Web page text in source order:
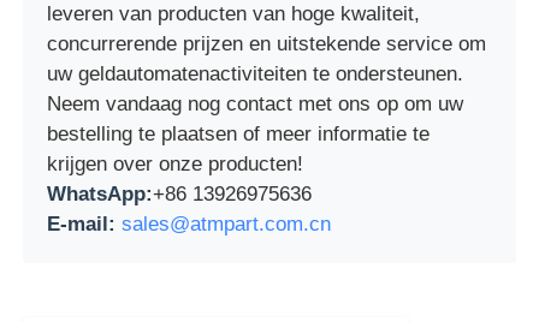
leveren van producten van hoge kwaliteit,
concurrerende prijzen en uitstekende service om
uw geldautomatenactiviteiten te ondersteunen.
Neem vandaag nog contact met ons op om uw
bestelling te plaatsen of meer informatie te
krijgen over onze producten!
WhatsApp:+86 13926975636
E-mail: sales@atmpart.com.cn